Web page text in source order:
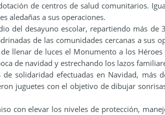
de centros de salud comunitarios.
aledañas a sus operaciones.
del desayuno escolar, repartiendo más de
de las comunidades cercanas a sus
llenar de luces el Monumento a los
de navidad y estrechando los lazos
de solidaridad efectuadas en Navidad, más
juguetes con el objetivo de dibujar
con elevar los niveles de protección,